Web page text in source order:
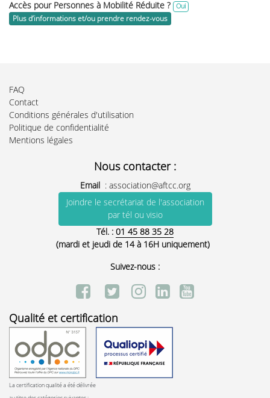
Accès pour Personnes à Mobilité Réduite ? Oui
Plus d’informations et/ou prendre rendez-vous
FAQ
Contact
Conditions générales d'utilisation
Politique de confidentialité
Mentions légales
Nous contacter :
Email : association@aftcc.org
Joindre le secrétariat de l'association
par tél ou visio
Tél. : 01 45 88 35 28
(mardi et jeudi de 14 à 16H uniquement)
Suivez-nous :
Qualité et certification
La certification qualité a été délivrée